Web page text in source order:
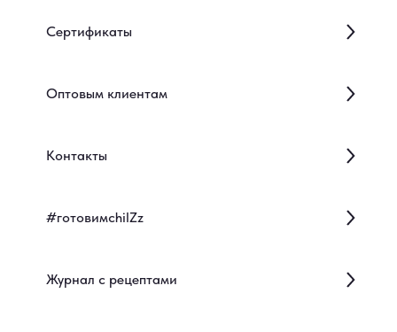
Сертификаты
Оптовым клиентам
Контакты
#готовимсhilZz
Журнал с рецептами